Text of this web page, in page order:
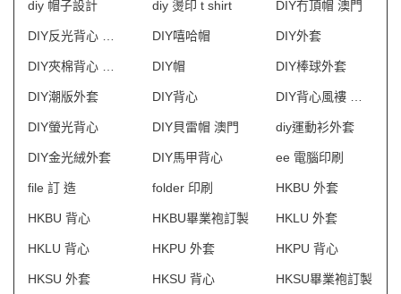
diy 帽子設計 diy 燙印 t shirt DIY冇頂帽 澳門
DIY嘻哈帽 DIY外套
DIY帽 DIY棒球外套
DIY潮版外套 DIY背心
DIY螢光背心 DIY貝雷帽 澳門 diy運動衫外套
DIY金光絨外套 DIY馬甲背心 ee 電腦印刷
file 訂 造 folder 印刷 HKBU 外套
HKBU 背心 HKBU畢業袍訂製 HKLU 外套
HKLU 背心 HKPU 外套 HKPU 背心
HKSU 外套 HKSU 背心 HKSU畢業袍訂製